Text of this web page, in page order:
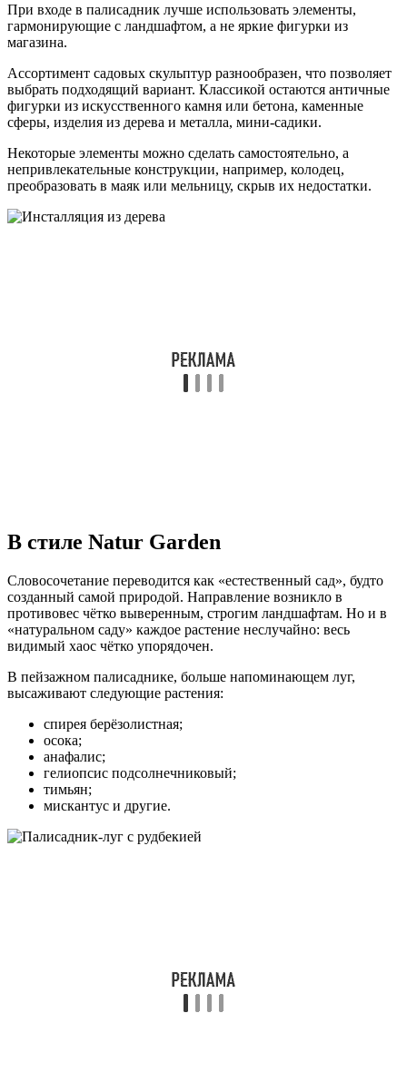
При входе в палисадник лучше использовать элементы,
гармонирующие с ландшафтом, а не яркие фигурки из
магазина.
Ассортимент садовых скульптур разнообразен, что позволяет
выбрать подходящий вариант. Классикой остаются античные
фигурки из искусственного камня или бетона, каменные
сферы, изделия из дерева и металла, мини-садики.
Некоторые элементы можно сделать самостоятельно, а
непривлекательные конструкции, например, колодец,
преобразовать в маяк или мельницу, скрыв их недостатки.
В стиле Natur Garden
Словосочетание переводится как «естественный сад», будто
созданный самой природой. Направление возникло в
противовес чётко выверенным, строгим ландшафтам. Но и в
«натуральном саду» каждое растение неслучайно: весь
видимый хаос чётко упорядочен.
В пейзажном палисаднике, больше напоминающем луг,
высаживают следующие растения:
спирея берёзолистная;
осока;
анафалис;
гелиопсис подсолнечниковый;
тимьян;
мискантус и другие.